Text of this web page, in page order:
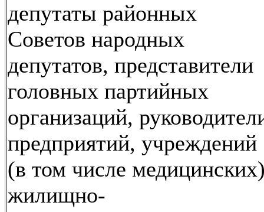
депутаты районных
Советов народных
депутатов, представители
головных партийных
организаций,
предприятий, учреждений
(в том числе
жилищно-